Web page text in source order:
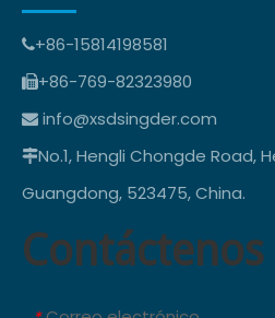
+86-15814198581
+86-769-82323980
 info@xsdsingder.com
No.1, Hengli Chongde Road,
Guangdong, 523475, China.
Contáctenos